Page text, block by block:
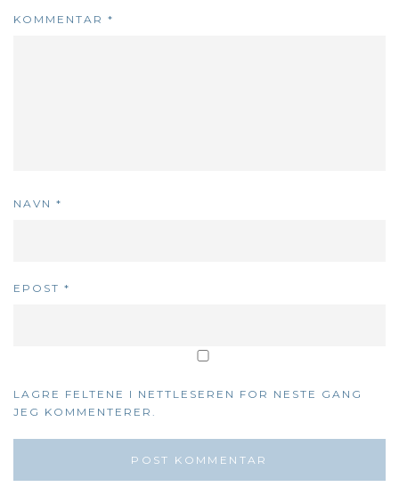
KOMMENTAR *
NAVN *
EPOST *
LAGRE FELTENE I NETTLESEREN FOR NESTE GANG
JEG KOMMENTERER.